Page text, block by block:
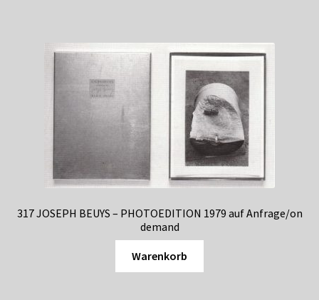
317 JOSEPH BEUYS – PHOTOEDITION 1979 auf Anfrage/on
demand
Warenkorb